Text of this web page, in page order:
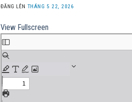
ĐĂNG LÊN THÁNG 5 22, 2026
View Fullscreen